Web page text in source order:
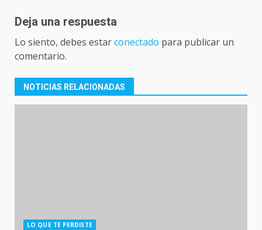
Deja una respuesta
Lo siento, debes estarconectado para publicar un
comentario.
NOTICIAS RELACIONADAS
LO QUE TE PERDISTE